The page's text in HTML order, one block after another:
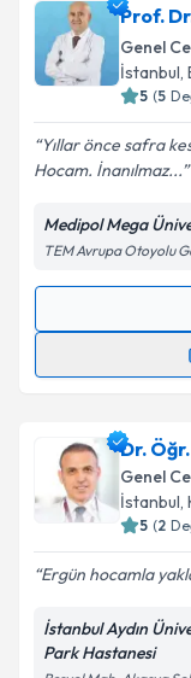
takvim
E-posta
Kişisel
Prof.
Genel
İstanbul,
5 (5
Yıllar önce safra
Hocam. İnanılmaz...
Medipol Mega
TEM Avrupa Otoyolu
Randevu
için bir takvim
E-posta
Kişisel
Metni
Dr.
Genel
İstanbul,
5 (2
Ergün hocamla
İstanbul Aydın
Park Hastanesi